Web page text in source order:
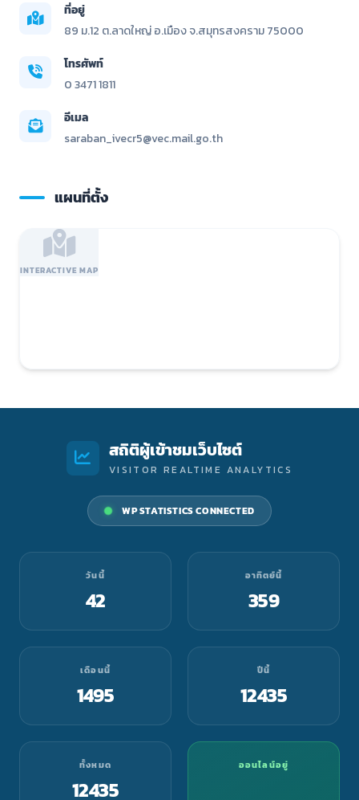
ที่อยู่
89 ม.12 ต.ลาดใหญ่ อ.เมือง จ.สมุทรสงคราม 75000
โทรศัพท์
0 3471 1811
อีเมล
saraban_ivecr5@vec.mail.go.th
แผนที่ตั้ง
INTERACTIVE MAP
สถิติผู้เข้าชมเว็บไซต์
VISITOR REALTIME ANALYTICS
WP STATISTICS CONNECTED
วันนี้
42
อาทิตย์นี้
359
เดือนนี้
1495
ปีนี้
12435
ทั้งหมด
12435
ออนไลน์อยู่